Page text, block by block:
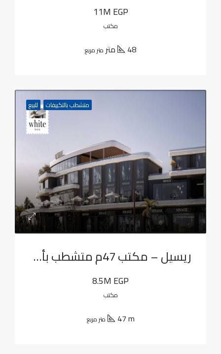
11M EGP
مكتب
48 متر متر مربع
متشطب بالتكييفات للبيع
ريسيل – مكتب 47م متشطب بأقل سعر في واتر واي 3
8.5M EGP
مكتب
47 m متر مربع